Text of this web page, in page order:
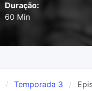
Duração:
60 Min
Temporada 3